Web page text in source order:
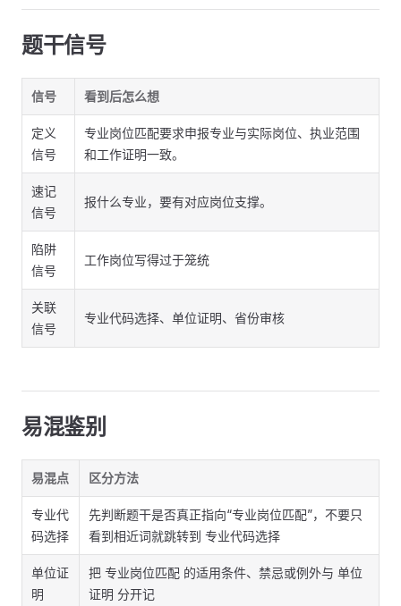
题干信号
信号 看到后怎么想
定义
信号
专业岗位匹配要求申报专业与实际岗位、执业范围
和工作证明一致。
速记
信号
报什么专业，要有对应岗位支撑。
陷阱
信号
工作岗位写得过于笼统
关联
信号
专业代码选择、单位证明、省份审核
易混鉴别
易混点 区分方法
专业代
码选择
先判断题干是否真正指向“专业岗位匹配”，不要只
看到相近词就跳转到 专业代码选择
单位证
明
把 专业岗位匹配 的适用条件、禁忌或例外与 单位
证明 分开记